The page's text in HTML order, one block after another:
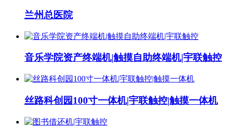
兰州总医院
音乐学院资产终端机|触摸自助终端机|宇联触控
丝路科创园100寸一体机|宇联触控|触摸一体机